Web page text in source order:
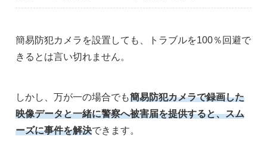
簡易防犯カメラを設置しても、トラブルを100％回避で
きるとは言い切れません。
しかし、万が一の場合でも簡易防犯カメラで録画した
映像データと一緒に警察へ被害届を提供すると、スム
ーズに事件を解決できます。